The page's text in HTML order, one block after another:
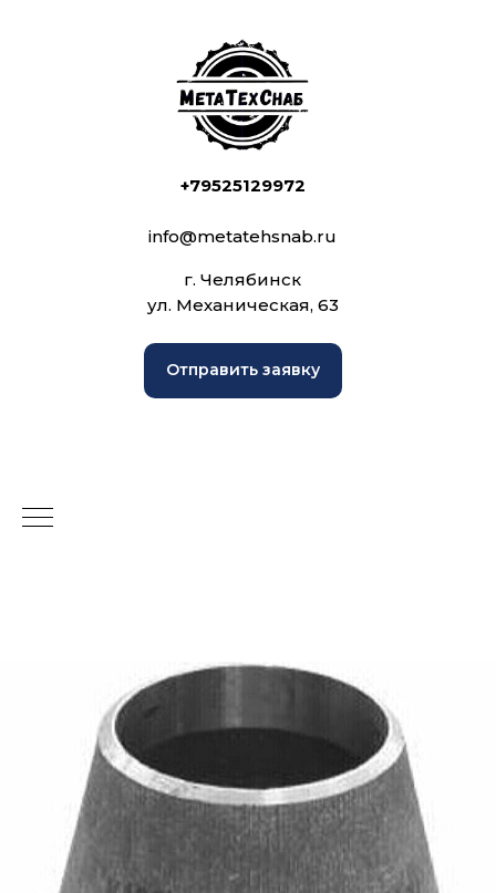
+79525129972
info@metatehsnab.ru
г. Челябинск
ул. Механическая, 63
Отправить заявку